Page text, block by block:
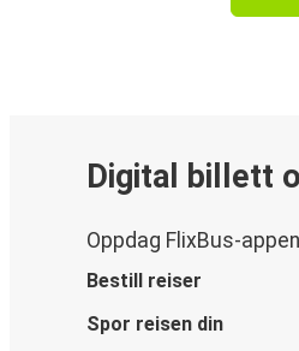
Digital billett
Oppdag FlixBus-appen
Bestill reiser
Spor reisen din